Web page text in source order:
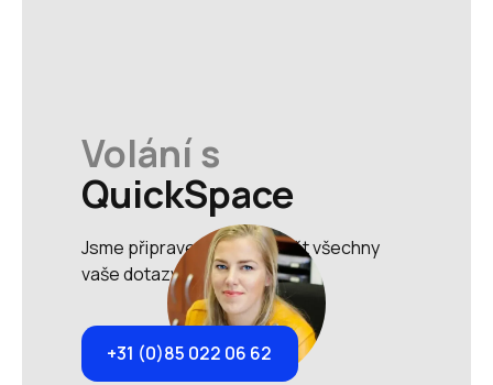
Volání s
QuickSpace
Jsme připraveni zodpovědět všechny
vaše dotazy.
+31 (0)85 022 06 62